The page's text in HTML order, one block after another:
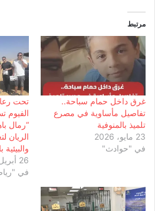
مرتبط
غرق داخل حمام سباحة..
تفاصيل مأساوية في مصرع
تلميذ بالمنوفية
23 مايو، 2026
في "حوادث"
تحت
الفيوم
الريان
26 أبريل، 2026
في